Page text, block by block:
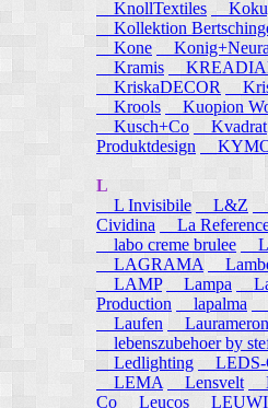
KnollTextiles
Kollektion
Kone
Kramis
KriskaDECOR
Krools
Kuopion
Kusch+Co
Kvadrat
Produktdesign
L
L Invisibile
L&Z
Cividina
La
labo creme brulee
LAGRAMA
LAMP
Lampa
Production
lapalma
Laufen
lebenszubehoer by
Ledlighting
LEDS-
LEMA
Lensvelt
Co
Leucos